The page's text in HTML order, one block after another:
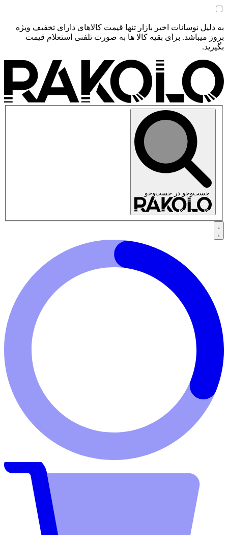
به دلیل نوسانات اخیر بازار تنها قیمت کالاهای دارای تخفیف ویژه
بروز میباشد. برای بقیه کالا ها به صورت تلفنی استعلام قیمت
بگیرید.
جست‌وجو در جست‌وجو ...